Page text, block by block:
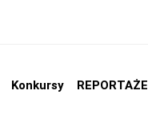
Konkursy REPORTAŻE